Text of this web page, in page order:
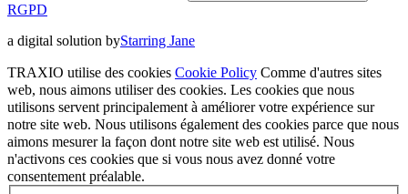
RGPD
a digital solution byStarring Jane
TRAXIO utilise des cookies Cookie Policy Comme d'autres sites
web, nous aimons utiliser des cookies. Les cookies que nous
utilisons servent principalement à améliorer votre expérience sur
notre site web. Nous utilisons également des cookies parce que nous
aimons mesurer la façon dont notre site web est utilisé. Nous
n'activons ces cookies que si vous nous avez donné votre
consentement préalable.